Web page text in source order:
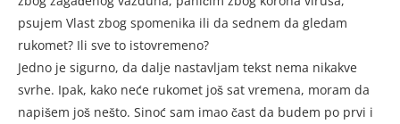
psujem Vlast zbog spomenika ili da sednem da gledam
rukomet? Ili sve to istovremeno?
Jedno je sigurno, da dalje na­stavljam tekst nema nikakve
svrhe. Ipak, kako neće rukomet još sat vremena, moram da
napišem još nešto. Sinoć sam imao čast da budem po prvi i